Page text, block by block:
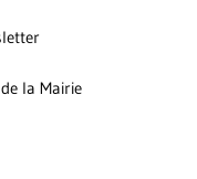
la Mairie